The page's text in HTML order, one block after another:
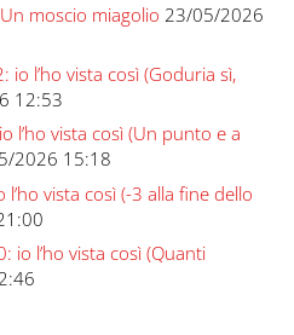
moscio miagolio 23/05/2026
io l’ho vista così (Goduria sì,
12:53
l’ho vista così (Un punto e a
2026 15:18
vista così (-3 alla fine dello
io l’ho vista così (Quanti